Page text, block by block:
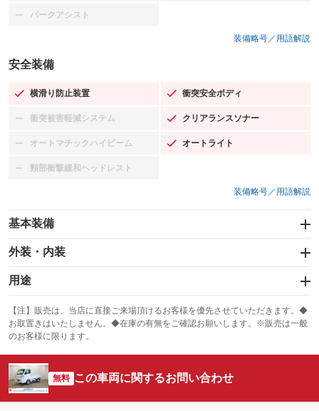
パークアシスト
：装備なし
装備略号／用語解説
安全装備
横滑り防止装置
：装備あり 衝突安全ボディ
：装備あり
衝突被害軽減システム
：装備なし クリアランスソナー
：装備あり
オートマチックハイビーム
：装備なし オートライト
：装備あり
頸部衝撃緩和ヘッドレスト
：装備なし
装備略号／用語解説
基本装備
エアバッグ：運転席/助手席
：装備あり
：装備なし
エアコン
：装備あり Wエアコン
：装備なし
：装備なし ：装備あり
ダウンヒルアシストコントロール
：装備なし
：装備なし ：装備なし
外装・内装
カーナビ
：装備なし
：装備なし
オーディオ
：装備なし
ビジュアル
：装備なし
アルミホイール
：装備なし
革シート ハーフレザーシート
用途
冷凍（中温 -5℃）
：装備なし 冷凍（低温 -20℃）
：装備なし
冷凍（超低温 -30℃以下）
：装備なし 冷蔵
保冷 低床
全低床（フルフラットロー）
：装備なし 高床
：装備なし
装備略号／用語解説
【注】販売は、当店に直接ご来場頂けるお客様を優先させていただきます。◆
お取置きはいたしません。◆在庫の有無をご確認お願いします。※販売は一般
のお客様に限ります。
無料 この車両に関するお問い合わせ